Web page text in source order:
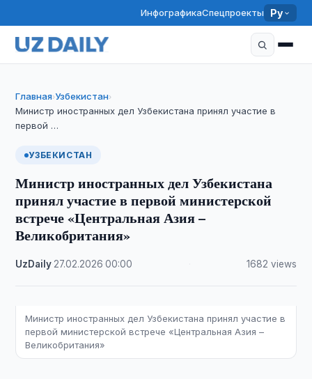
ИнфографикаСпецпроекты Ру
Главная›Узбекистан›
Министр иностранных дел Узбекистана принял участие в
первой …
УЗБЕКИСТАН
Министр иностранных дел Узбекистана
принял участие в первой министерской
встрече «Центральная Азия –
Великобритания»
UzDaily 27.02.2026 ·00:00 1682 views
Министр иностранных дел Узбекистана принял участие в
первой министерской встрече «Центральная Азия –
Великобритания»